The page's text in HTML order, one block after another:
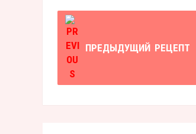
ПРЕДЫДУЩИЙ РЕЦЕПТ